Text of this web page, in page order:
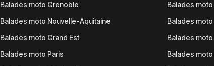
Balades moto Grenoble
Balades moto Nouvelle-Aquitaine
Balades moto Grand Est
Balades moto Paris
Balades
Balades
Balades
Balades